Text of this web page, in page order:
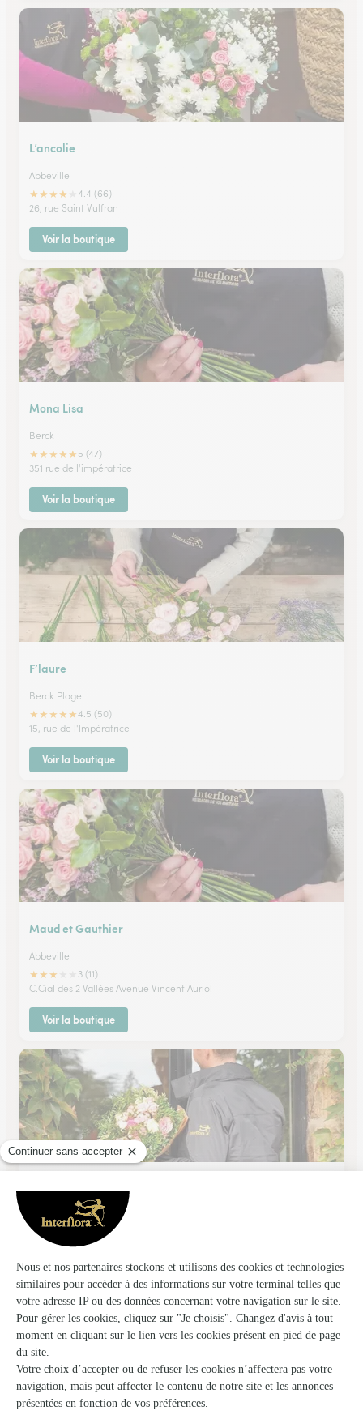
L’ancolie
Abbeville
★★★★
4.4 (66)
26, rue Saint Vulfran
Voir la boutique
Mona Lisa
Berck
★★★★★ 5 (47)
351 rue de l'impératrice
Voir la boutique
F’laure
Berck Plage
★★★★★4.5 (50)
15, rue de l'Impératrice
Voir la boutique
Maud et Gauthier
Abbeville
★★★
3 (11)
C.Cial des 2 Vallées Avenue Vincent Auriol
Voir la boutique
Nadine et Regis Fleurs
Rang du Fliers
★★
4.4 (70)
199, route de Montreuil
Voir la boutique